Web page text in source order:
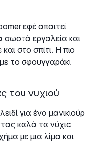
εφέ απαιτεί
σωστά εργαλεία και
στο σπίτι. Η πιο
το σφουγγαράκι
του νυχιού
για ένα μανικιούρ
καλά τα νύχια
με μια λίμα και